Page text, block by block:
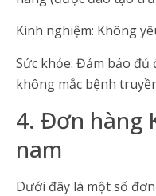
Kinh nghiệm: Không
Sức khỏe: Đảm bảo
không mắc bệnh
4. Đơn hàng
nam
Dưới đây là một số